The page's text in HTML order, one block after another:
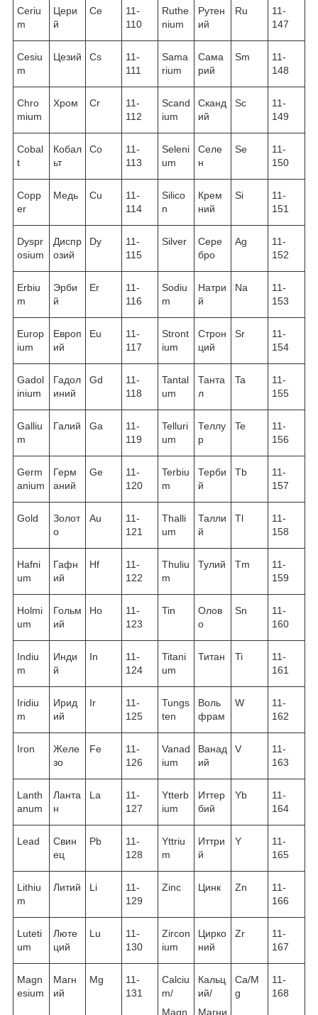
Ceriu
m
Цери
й
Ce
11-
110
Ruthe
nium
Рутен
ий
Ru
11-
147
Cesiu
m
Цезий Cs
11-
111
Sama
rium
Сама
рий
Sm
11-
148
Chro
mium
Хром Cr
11-
112
Scand
ium
Сканд
ий
Sc
11-
149
Cobal
t
Кобал
ьт
Co
11-
113
Seleni
um
Селе
н
Se
11-
150
Copp
er
Медь Cu
11-
114
Silico
n
Крем
ний
Si
11-
151
Dyspr
osium
Диспр
озий
Dy
11-
115
Silver
Сере
бро
Ag
11-
152
Erbiu
m
Эрби
й
Er
11-
116
Sodiu
m
Натри
й
Na
11-
153
Europ
ium
Европ
ий
Eu
11-
117
Stront
ium
Строн
ций
Sr
11-
154
Gadol
inium
Гадол
иний
Gd
11-
118
Tantal
um
Танта
л
Ta
11-
155
Galliu
m
Галий Ga
11-
119
Telluri
um
Теллу
р
Te
11-
156
Germ
anium
Герм
аний
Ge
11-
120
Terbiu
m
Терби
й
Tb
11-
157
Gold
Золот
о
Au
11-
121
Thalli
um
Талли
й
Tl
11-
158
Hafni
um
Гафн
ий
Hf
11-
122
Thuliu
m
Тулий Tm
11-
159
Holmi
um
Гольм
ий
Ho
11-
123
Tin
Олов
о
Sn
11-
160
Indiu
m
Инди
й
In
11-
124
Titani
um
Титан Ti
11-
161
Iridiu
m
Ирид
ий
Ir
11-
125
Tungs
ten
Воль
фрам
W
11-
162
Iron
Желе
зо
Fe
11-
126
Vanad
ium
Ванад
ий
V
11-
163
Lanth
anum
Ланта
н
La
11-
127
Ytterb
ium
Иттер
бий
Yb
11-
164
Lead
Свин
ец
Pb
11-
128
Yttriu
m
Иттри
й
Y
11-
165
Lithiu
m
Литий Li
11-
129
Zinc Цинк Zn
11-
166
Luteti
um
Люте
ций
Lu
11-
130
Zircon
ium
Цирко
ний
Zr
11-
167
Magn
esium
Магн
ий
Mg
11-
131
Calciu
m/
Magn
Кальц
ий/
Магни
Ca/M
g
11-
168